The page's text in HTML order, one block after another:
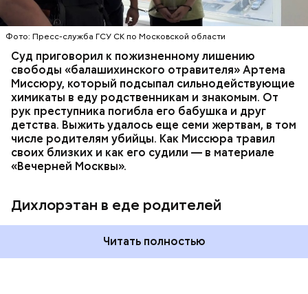
Фото: Пресс-служба ГСУ СК по Московской области
Суд приговорил к пожизненному лишению
свободы «балашихинского отравителя» Артема
Миссюру, который подсыпал сильнодействующие
химикаты в еду родственникам и знакомым. От
рук преступника погибла его бабушка и друг
детства. Выжить удалось еще семи жертвам, в том
числе родителям убийцы. Как Миссюра травил
своих близких и как его судили — в материале
«Вечерней Москвы».
Дихлорэтан в еде родителей
химикат дихлорэтан, который не мог попасть в
организм супругов случайно. То же самое вещество
нашли в еде, изъятой из квартиры пострадавших.
Читать полностью